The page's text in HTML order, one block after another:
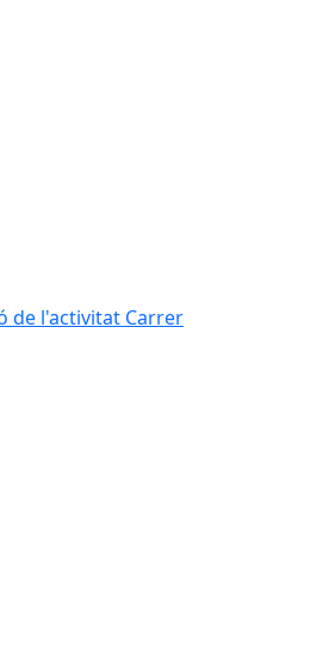
de l'activitat Carrer